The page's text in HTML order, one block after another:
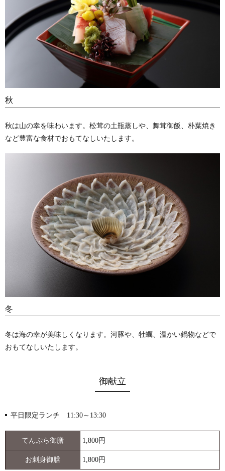
秋
秋は山の幸を味わいます。松茸の土瓶蒸しや、舞茸御飯、朴葉焼き
など豊富な食材でおもてなしいたします。
冬
冬は海の幸が美味しくなります。河豚や、牡蠣、温かい鍋物などで
おもてなしいたします。
御献立
平日限定ランチ 11:30～13:30
てんぷら御膳 1,800円
お刺身御膳 1,800円